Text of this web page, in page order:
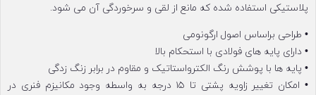
پلاستیکی استفاده شده که مانع از لقی و سرخوردگی آن می شود.
• طراحی براساس اصول ارگونومی
• دارای پایه های فولادی با استحکام بالا
• پایه ها با پوشش رنگ الکترواستاتیک و مقاوم در برابر زنگ زدگی
• امکان تغییر زاویه پشتی تا ۱۵ درجه به واسطه وجود مکانیزم فنری در